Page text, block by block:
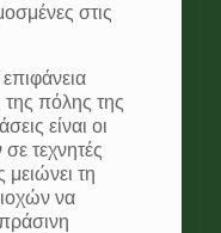
στις
πόλης της
είναι οι
τεχνητές
τη
να